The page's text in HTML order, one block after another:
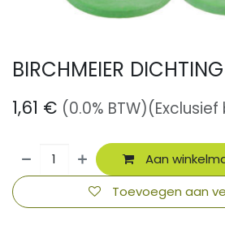
BIRCHMEIER DICHTING
1,61 € (0.0% BTW)
Aan
Toevoegen aan